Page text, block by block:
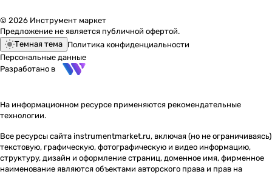
© 2026 Инструмент маркет
Предложение не является публичной офертой.
Темная тема Политика конфиденциальности
Персональные данные
Разработано в
На информационном ресурсе применяются рекомендательные
технологии.
Все ресурсы сайта instrumentmarket.ru, включая (но не ограничиваясь)
текстовую, графическую, фотографическую и видео информацию,
структуру, дизайн и оформление страниц, доменное имя, фирменное
наименование являются объектами авторского права и прав на